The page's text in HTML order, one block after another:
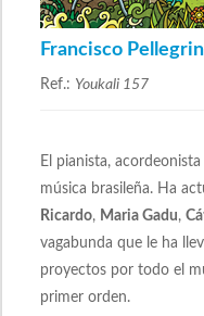
Francisco
Ref.: Youkali 157
El pianista,
música brasileña. Ha
Ricardo, Maria Gadu,
vagabunda que le ha
proyectos por todo el
primer orden.